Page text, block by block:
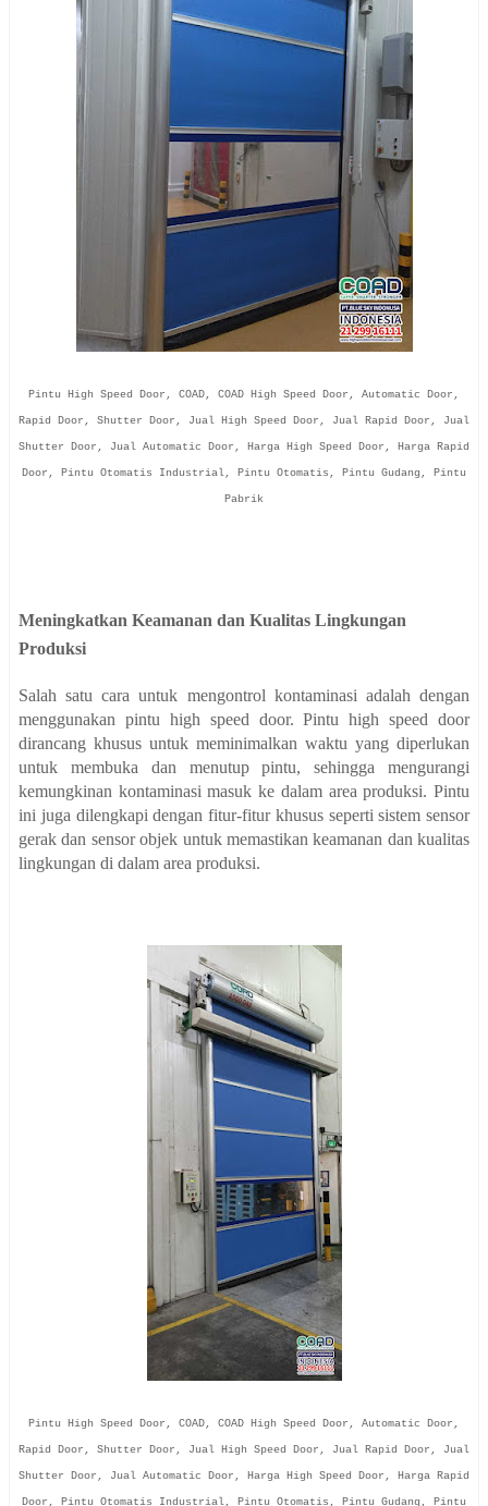
Pintu High Speed Door, COAD, COAD High Speed Door, Automatic Door,
Rapid Door, Shutter Door, Jual High Speed Door, Jual Rapid Door, Jual
Shutter Door, Jual Automatic Door, Harga High Speed Door, Harga Rapid
Door, Pintu Otomatis Industrial, Pintu Otomatis, Pintu Gudang, Pintu
Pabrik
Meningkatkan Keamanan dan Kualitas Lingkungan
Produksi
Salah satu cara untuk mengontrol kontaminasi adalah dengan
menggunakan pintu high speed door. Pintu high speed door
dirancang khusus untuk meminimalkan waktu yang diperlukan
untuk membuka dan menutup pintu, sehingga mengurangi
kemungkinan kontaminasi masuk ke dalam area produksi. Pintu
ini juga dilengkapi dengan fitur-fitur khusus seperti sistem sensor
gerak dan sensor objek untuk memastikan keamanan dan kualitas
lingkungan di dalam area produksi.
Pintu High Speed Door, COAD, COAD High Speed Door, Automatic Door,
Rapid Door, Shutter Door, Jual High Speed Door, Jual Rapid Door, Jual
Shutter Door, Jual Automatic Door, Harga High Speed Door, Harga Rapid
Door, Pintu Otomatis Industrial, Pintu Otomatis, Pintu Gudang, Pintu